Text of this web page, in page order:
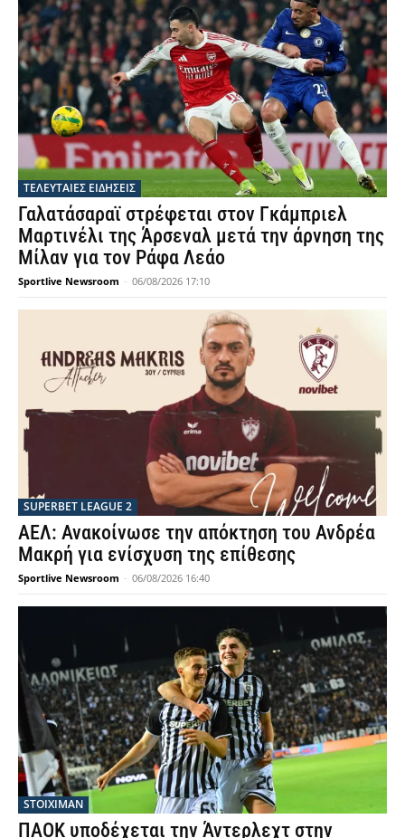
ΤΕΛΕΥΤΑΙΕΣ ΕΙΔΗΣΕΙΣ
Γαλατάσαραϊ στρέφεται στον Γκάμπριελ
Μαρτινέλι της Άρσεναλ μετά την άρνηση της
Μίλαν για τον Ράφα Λεάο
Sportlive Newsroom - 06/08/2026 17:10
SUPERBET LEAGUE 2
ΑΕΛ: Ανακοίνωσε την απόκτηση του Ανδρέα
Μακρή για ενίσχυση της επίθεσης
Sportlive Newsroom - 06/08/2026 16:40
STOIXIMAN
ΠΑΟΚ υποδέχεται την Άντερλεχτ στην